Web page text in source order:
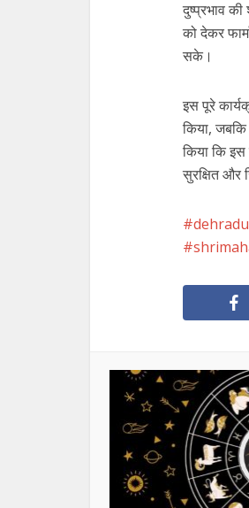
दुष्प्रभाव
को देकर
सके।
इस पूरे
किया,
किया कि इस
सुरक्षित और